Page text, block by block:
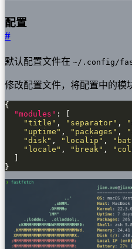
配置
#
默认配置文件在 ~/.config/
修改配置文件，将配置中的模
"modules"
"title" , "separator" ,
"uptime" , "packages" ,
"disk" , "localip" ,
"locale" , "break" ,
}